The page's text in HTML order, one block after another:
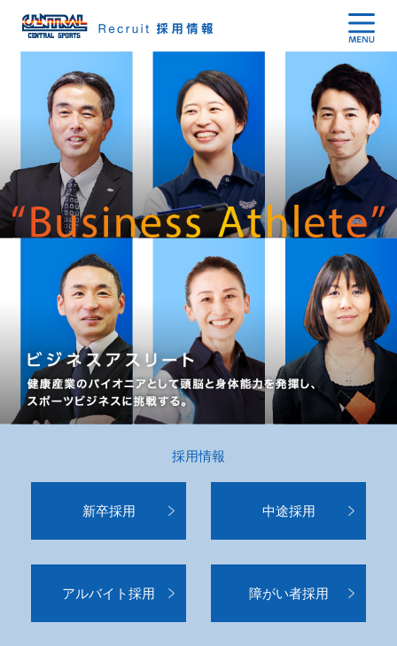
採用情報
新卒採用 中途採用
アルバイト採用 障がい者採用